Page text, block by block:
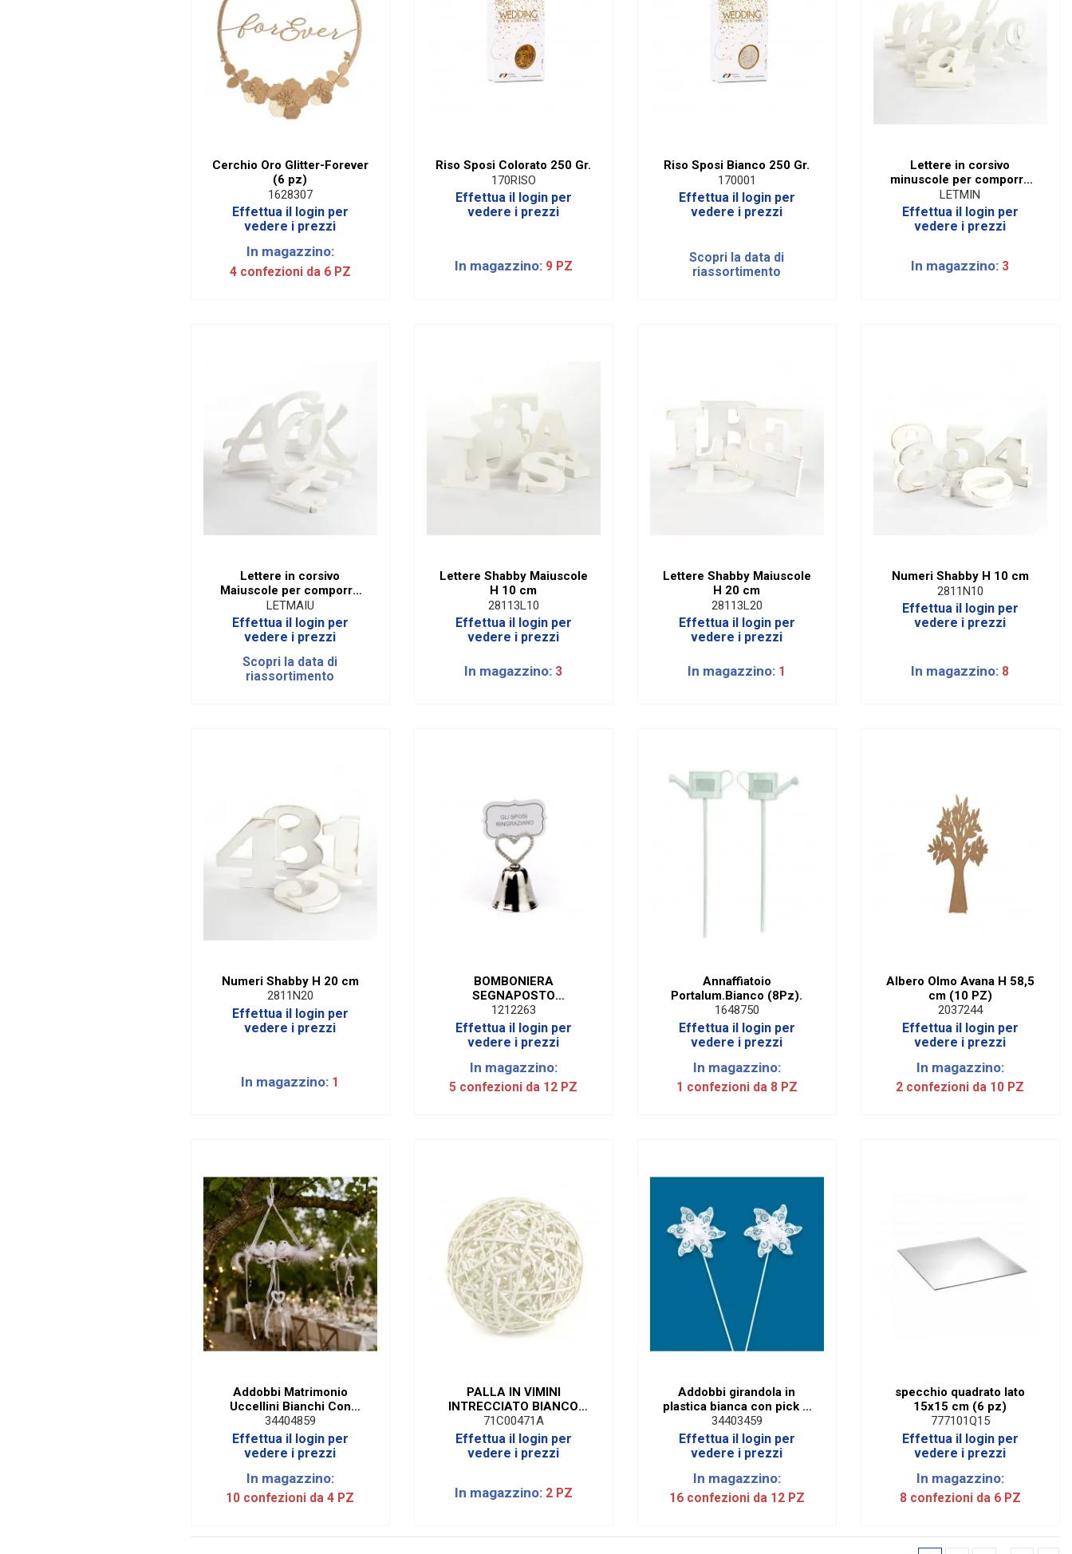
Cerchio Oro Glitter-Forever
(6 pz)
1628307
Effettua il login per
vedere i prezzi
In magazzino:
4 confezioni da 6 PZ
Riso Sposi Colorato 250 Gr.
170RISO
Effettua il login per
vedere i prezzi
In magazzino: 9 PZ
Riso Sposi Bianco 250 Gr.
170001
Effettua il login per
vedere i prezzi
Scopri la data di
riassortimento
Lettere in corsivo
minuscole per comporre
nomi parole e frasi per ogni
evento
LETMIN
Effettua il login per
vedere i prezzi
In magazzino: 3
Lettere in corsivo
Maiuscole per comporre
nomi parole e frasi per ogni
evento
LETMAIU
Effettua il login per
vedere i prezzi
Scopri la data di
riassortimento
Lettere Shabby Maiuscole
H 10 cm
28113L10
Effettua il login per
vedere i prezzi
In magazzino: 3
Lettere Shabby Maiuscole
H 20 cm
28113L20
Effettua il login per
vedere i prezzi
In magazzino: 1
Numeri Shabby H 10 cm
2811N10
Effettua il login per
vedere i prezzi
In magazzino: 8
Numeri Shabby H 20 cm
2811N20
Effettua il login per
vedere i prezzi
In magazzino: 1
BOMBONIERA
SEGNAPOSTO
CAMPANELLA (12 PZ)
1212263
Effettua il login per
vedere i prezzi
In magazzino:
5 confezioni da 12 PZ
Annaffiatoio
Portalum.Bianco (8Pz).
1648750
Effettua il login per
vedere i prezzi
In magazzino:
1 confezioni da 8 PZ
Albero Olmo Avana H 58,5
cm (10 PZ)
2037244
Effettua il login per
vedere i prezzi
In magazzino:
2 confezioni da 10 PZ
Addobbi Matrimonio
Uccellini Bianchi Con
Cuore Da Appendere Cm
21X6 (4 PZ)
34404859
Effettua il login per
vedere i prezzi
In magazzino:
10 confezioni da 4 PZ
PALLA IN VIMINI
INTRECCIATO BIANCO
DIAM. 40 CM
71C00471A
Effettua il login per
vedere i prezzi
In magazzino: 2 PZ
Addobbi girandola in
plastica bianca con pick H
pz)
34403459
Effettua il login per
vedere i prezzi
In magazzino:
16 confezioni da 12 PZ
specchio quadrato lato
15x15 cm (6 pz)
777101Q15
Effettua il login per
vedere i prezzi
In magazzino:
8 confezioni da 6 PZ